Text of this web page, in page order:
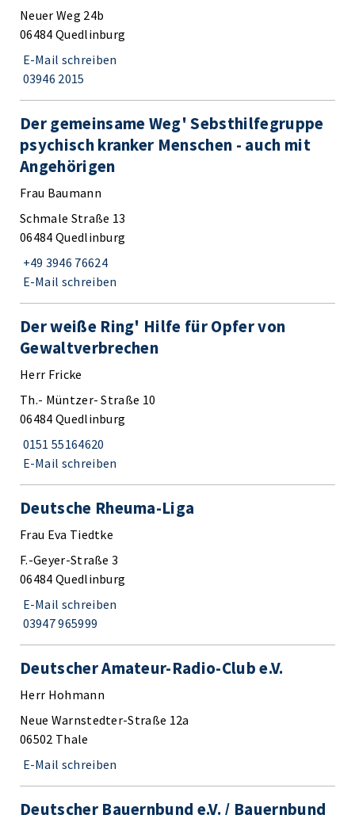
Neuer Weg 24b
06484 Quedlinburg
E-Mail schreiben
03946 2015
Der gemeinsame Weg' Sebsthilfegruppe
psychisch kranker Menschen - auch mit
Angehörigen
Frau Baumann
Schmale Straße 13
06484 Quedlinburg
+49 3946 76624
E-Mail schreiben
Der weiße Ring' Hilfe für Opfer von
Gewaltverbrechen
Herr Fricke
Th.- Müntzer- Straße 10
06484 Quedlinburg
0151 55164620
E-Mail schreiben
Deutsche Rheuma-Liga
Frau Eva Tiedtke
F.-Geyer-Straße 3
06484 Quedlinburg
E-Mail schreiben
03947 965999
Deutscher Amateur-Radio-Club e.V.
Herr Hohmann
Neue Warnstedter-Straße 12a
06502 Thale
E-Mail schreiben
Deutscher Bauernbund e.V. / Bauernbund